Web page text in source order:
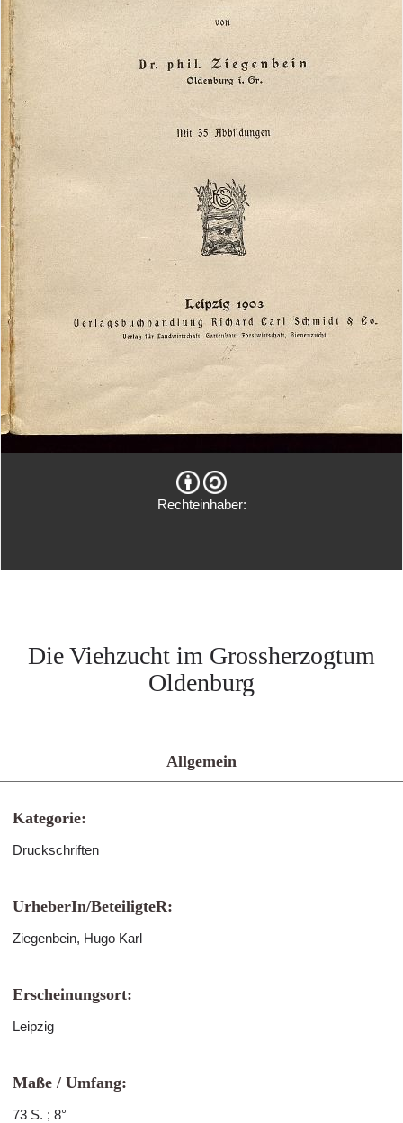
Rechteinhaber:
Die Viehzucht im Grossherzogtum
Oldenburg
Allgemein
Kategorie:
Druckschriften
UrheberIn/BeteiligteR:
Ziegenbein, Hugo Karl
Erscheinungsort:
Leipzig
Maße / Umfang:
73 S. ; 8°